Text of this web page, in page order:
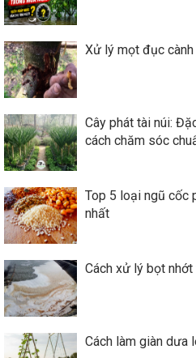
Xử lý mọt đục
Cây phát tài núi:
cách chăm sóc
Top 5 loại ngũ cốc
nhất
Cách xử lý bọt
Cách làm giàn dưa